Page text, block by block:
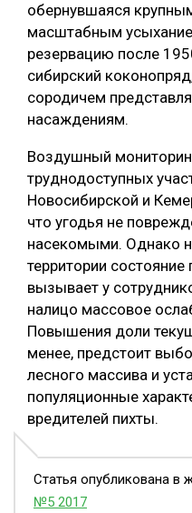
КОМПЛЕКСНАЯ ПЕРЕРАБОТКА
ЛЕСОПИЛЕНИЕ
СОРТИРОВКА ДРЕВЕСИНЫ
СУШКА ДРЕВЕСИНЫ
МЕБЕЛЬНОЕ ПРОИЗВОДСТВО
обернувшаяся
масштабным
резервацию после
сибирский
сородичем
насаждениям.
Воздушный
труднодоступных
Новосибирской и
что угодья не
насекомыми. Однако
территории
вызывает у
налицо массовое
Повышения доли
менее, предстоит
лесного массива и
популяционные
вредителей пихты.
Статья опубликована в
№5 2017